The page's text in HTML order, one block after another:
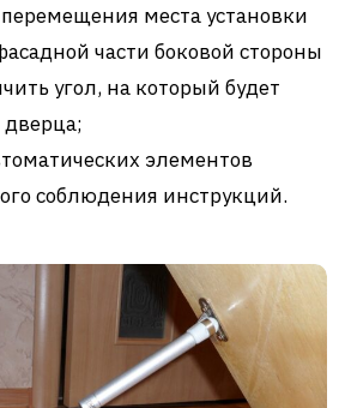
места установки
части боковой стороны
угол, на который будет
дверца;
элементов
соблюдения инструкций.